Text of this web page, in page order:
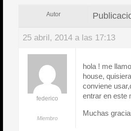
Autor
25 abril, 2014 a las 17:13
federico
Miembro
hola ! me
house,
conviene
entrar en este
Muchas